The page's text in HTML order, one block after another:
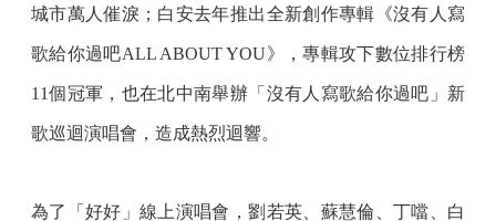
城市萬人催淚；白安去年推出全新創作專輯《沒有人寫
歌給你過吧ALL ABOUT YOU》，專輯攻下數位排行榜
11個冠軍，也在北中南舉辦「沒有人寫歌給你過吧」新
歌巡迴演唱會，造成熱烈迴響。
為了「好好」線上演唱會，劉若英、蘇慧倫、丁噹、白